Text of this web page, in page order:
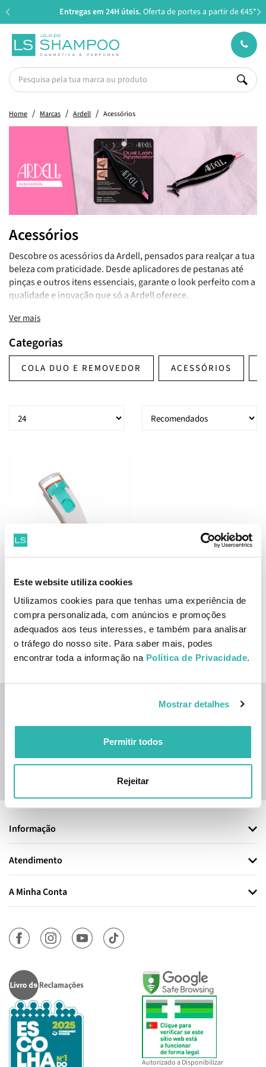
Este website utiliza cookies
Utilizamos cookies para que tenhas uma experiência de
compra personalizada, com anúncios e promoções
adequados aos teus interesses, e também para analisar
o tráfego do nosso site. Para saber mais, podes
encontrar toda a informação na Política de Privacidade.
Mostrar detalhes
Permitir todos
Rejeitar
Entregas em 24H úteis.Oferta de portes a partir de €45*
Home Marcas Ardell Acessórios
Acessórios
Descobre os acessórios da Ardell, pensados para realçar a tua
beleza com praticidade. Desde aplicadores de pestanas até
pinças e outros itens essenciais, garante o look perfeito com a
qualidade e inovação que só a Ardell oferece.
Ver mais
Categorias
COLA DUO E REMOVEDOR ACESSÓRIOS
Curler
€10.88€12. PVPR
ADICIONAR
Inscreve-te na nossa newsletter
Sim, desejo receber a newsletter da lojashampoo.pt com
novidades, cupões e conteúdos personalizados.
Informação
Atendimento
A Minha Conta
Autorizado a Disponibilizar